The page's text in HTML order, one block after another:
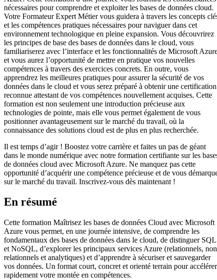
nécessaires pour comprendre et exploiter les bases de données cloud.
Votre Formateur Expert Métier vous guidera à travers les concepts
et les compétences pratiques nécessaires pour naviguer dans cet
environnement technologique en pleine expansion. Vous découvrirez
les principes de base des bases de données dans le cloud, vous
familiariserez avec l’interface et les fonctionnalités de Microsoft
et vous aurez l’opportunité de mettre en pratique vos nouvelles
compétences à travers des exercices concrets. En outre, vous
apprendrez les meilleures pratiques pour assurer la sécurité de vos
données dans le cloud et vous serez préparé à obtenir une certification
reconnue attestant de vos compétences nouvellement acquises. Cette
formation est non seulement une introduction précieuse aux
technologies de pointe, mais elle vous permet également de vous
positionner avantageusement sur le marché du travail, où la
connaissance des solutions cloud est de plus en plus recherchée.
Il est temps d’agir ! Boostez votre carrière et faites un pas de géant
dans le monde numérique avec notre formation certifiante sur les
de données cloud avec Microsoft Azure. Ne manquez pas cette
opportunité d’acquérir une compétence précieuse et de vous
sur le marché du travail. Inscrivez-vous dès maintenant !
En résumé
Cette formation Maîtrisez les bases de données Cloud avec Microsoft
Azure vous permet, en une journée intensive, de comprendre les
fondamentaux des bases de données dans le cloud, de distinguer SQL
et NoSQL, d’explorer les principaux services Azure (relationnels, non
relationnels et analytiques) et d’apprendre à sécuriser et sauvegarder
vos données. Un format court, concret et orienté terrain pour accélérer
rapidement votre montée en compétences.